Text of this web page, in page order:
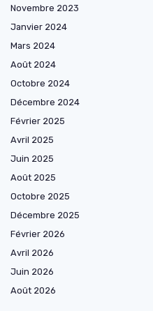
Novembre 2023
Janvier 2024
Mars 2024
Août 2024
Octobre 2024
Décembre 2024
Février 2025
Avril 2025
Juin 2025
Août 2025
Octobre 2025
Décembre 2025
Février 2026
Avril 2026
Juin 2026
Août 2026